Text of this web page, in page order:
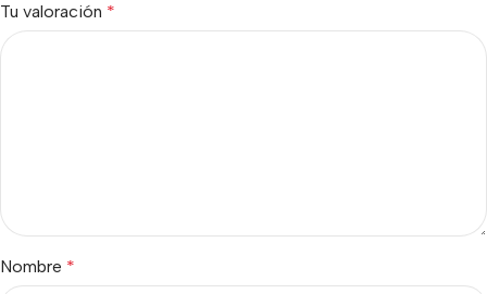
Tu valoración *
Nombre *